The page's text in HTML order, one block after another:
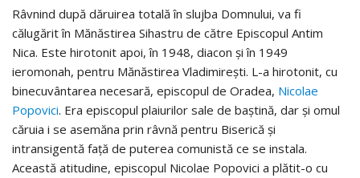
Râvnind după dăruirea totală în slujba Domnului, va fi
călugărit în Mănăstirea Sihastru de către Episcopul Antim
Nica. Este hirotonit apoi, în 1948, diacon şi în 1949
ieromonah, pentru Mănăstirea Vladimireşti. L-a hirotonit, cu
binecuvântarea necesară, episcopul de Oradea, Nicolae
Popovici. Era episcopul plaiurilor sale de baştină, dar şi omul
căruia i se asemăna prin râvnă pentru Biserică şi
intransigentă faţă de puterea comunistă ce se instala.
Această atitudine, episcopul Nicolae Popovici a plătit-o cu